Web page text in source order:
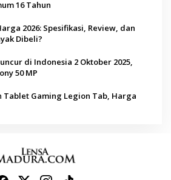
16 Tahun
2026: Spesifikasi, Review, dan
Dibeli?
di Indonesia 2 Oktober 2025,
50 MP
Tablet Gaming Legion Tab, Harga